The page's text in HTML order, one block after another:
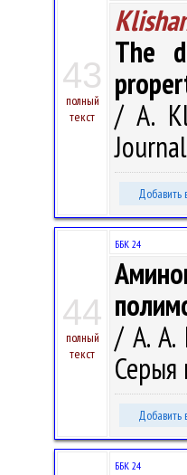
43
полный
текст
The
/ A.
Добавить
44
полный
текст
ББК 24
/ А. А.
Серыя
Добавить
ББК 24